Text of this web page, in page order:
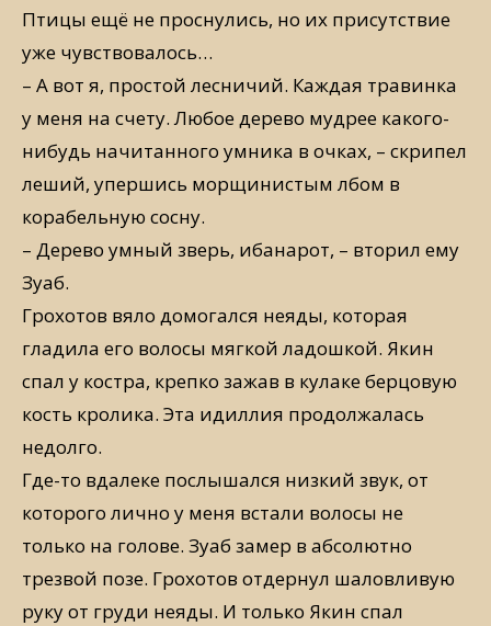
Птицы ещё не проснулись, но их присутствие
уже чувствовалось…
– А вот я, простой лесничий. Каждая травинка
у меня на счету. Любое дерево мудрее какого-
нибудь начитанного умника в очках, – скрипел
леший, упершись морщинистым лбом в
корабельную сосну.
– Дерево умный зверь, ибанарот, – вторил ему
Зуаб.
Грохотов вяло домогался неяды, которая
гладила его волосы мягкой ладошкой. Якин
спал у костра, крепко зажав в кулаке берцовую
кость кролика. Эта идиллия продолжалась
недолго.
Где-то вдалеке послышался низкий звук, от
которого лично у меня встали волосы не
только на голове. Зуаб замер в абсолютно
трезвой позе. Грохотов отдернул шаловливую
руку от груди неяды. И только Якин спал